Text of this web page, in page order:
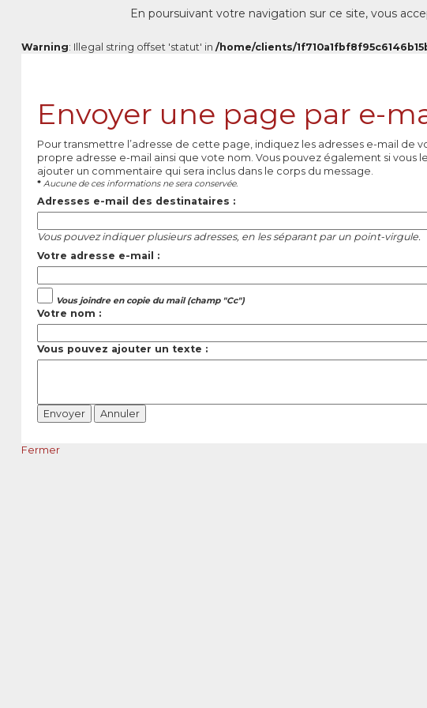
En poursuivant votre navigation sur ce site, vous
Warning: Illegal string offset 'statut' in /home/clients/
Envoyer une page par e-
Pour transmettre l’adresse de cette page, indiquez les adresses e-mail de
propre adresse e-mail ainsi que vote nom. Vous pouvez également si vous
ajouter un commentaire qui sera inclus dans le corps du message.
* Aucune de ces informations ne sera conservée.
Adresses e-mail des destinataires :
Vous pouvez indiquer plusieurs adresses, en les séparant par un point-virgule.
Votre adresse e-mail :
Vous joindre en copie du mail (champ "Cc")
Votre nom :
Vous pouvez ajouter un texte :
Fermer